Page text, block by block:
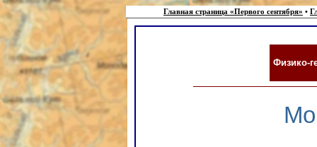
Главная страница «Первого сентября» •
Физико-